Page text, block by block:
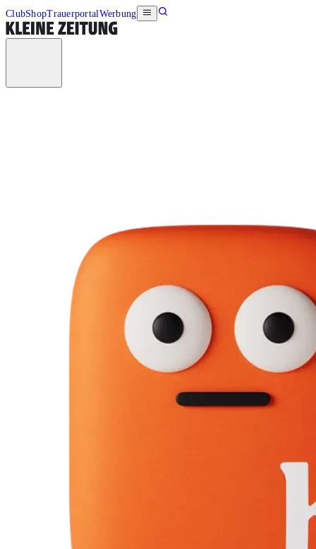
ClubShopTrauerportalWerbung